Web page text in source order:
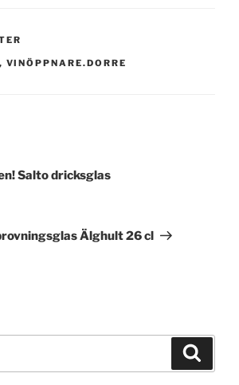
, VINÖPPNARE.DORRE
Salto dricksglas
Älghult 26 cl